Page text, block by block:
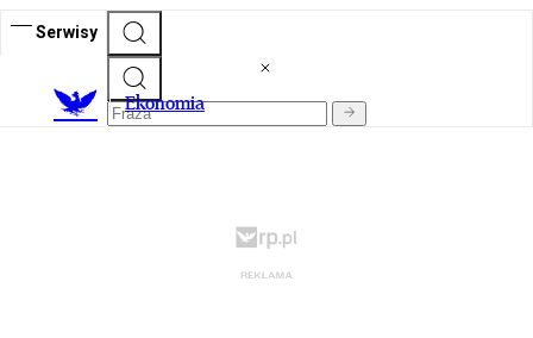
Serwisy
Ekonomia